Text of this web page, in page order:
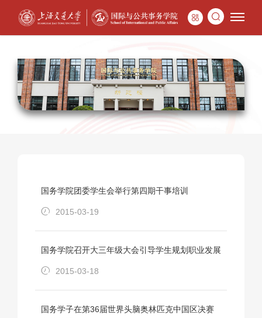
国务学院团委学生会举行第四期干事培训
2015-03-19
国务学院召开大三年级大会引导学生规划职业发展
2015-03-18
国务学子在第36届世界头脑奥林匹克中国区决赛